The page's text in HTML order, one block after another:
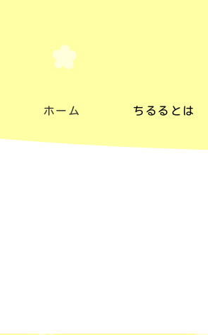
ホーム ちるるとは